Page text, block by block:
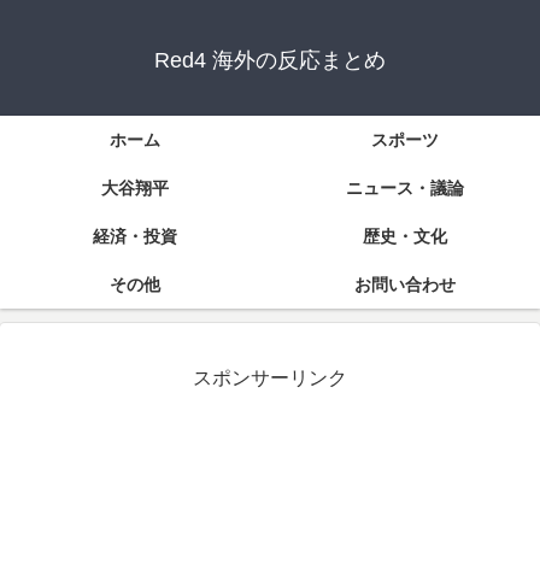
Red4 海外の反応まとめ
ホーム スポーツ
大谷翔平 ニュース・議論
経済・投資 歴史・文化
その他 お問い合わせ
スポンサーリンク